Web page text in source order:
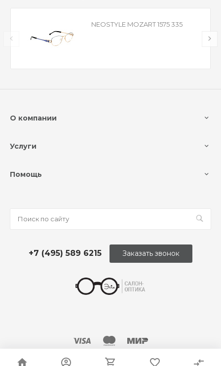
NEOSTYLE MOZART 1575 335
О компании
Услуги
Помощь
+7 (495) 589 6215 Заказать звонок